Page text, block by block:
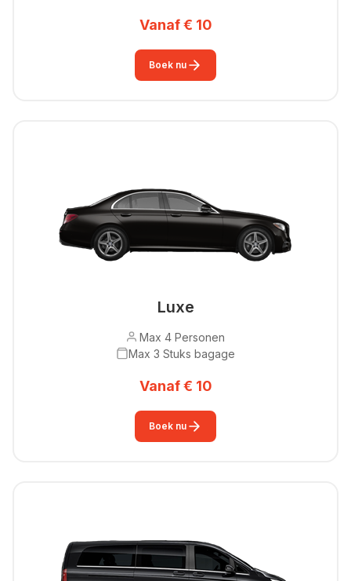
Vanaf € 10
Boek nu
Luxe
Max 4 Personen
Max 3 Stuks bagage
Vanaf € 10
Boek nu